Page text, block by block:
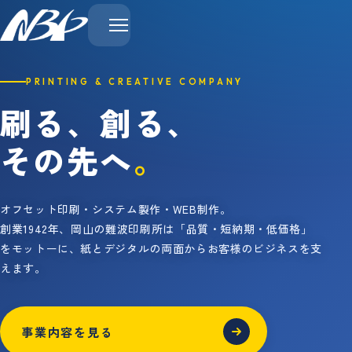
PRINTING & CREATIVE COMPANY
刷る、創る、
その先へ。
オフセット印刷・システム製作・WEB制作。
創業1942年、岡山の難波印刷所は「品質・短納期・低価格」
をモットーに、紙とデジタルの両面からお客様のビジネスを支
えます。
事業内容を見る